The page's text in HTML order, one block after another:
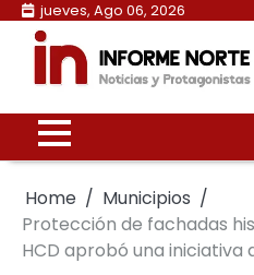
Skip
content
jueves, Ago 06, 2026
Home
Municipios
Protección de fachadas
HCD aprobó una iniciativa